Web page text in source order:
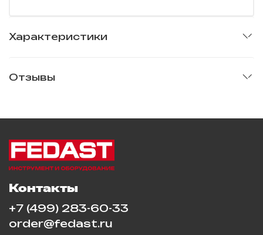
Характеристики
Отзывы
Контакты
+7 (499) 283-60-33
order@fedast.ru